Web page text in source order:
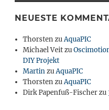
NEUESTE
ThorstenzuAquaPIC
Michael Veitzu
DIY Projekt
MartinzuAquaPIC
ThorstenzuAquaPIC
Dirk Papenfuß-Fischerzu